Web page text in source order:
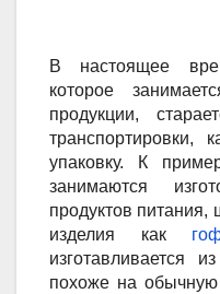
В настоящее
которое
продукции,
транспортировки,
упаковку. К
занимаются
продуктов питания,
изделия как
изготавливается
похоже на обычную